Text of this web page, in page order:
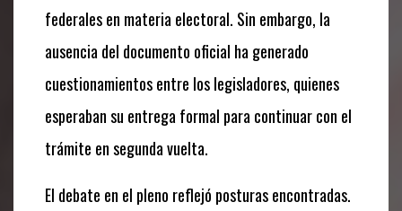
federales en materia electoral. Sin embargo, la
ausencia del documento oficial ha generado
cuestionamientos entre los legisladores, quienes
esperaban su entrega formal para continuar con el
trámite en segunda vuelta.
El debate en el pleno reflejó posturas encontradas.